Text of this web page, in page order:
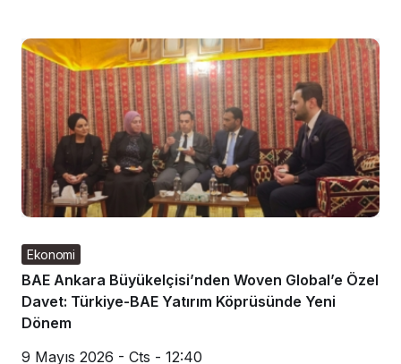
Ekonomi
BAE Ankara Büyükelçisi’nden Woven Global’e Özel
Davet: Türkiye-BAE Yatırım Köprüsünde Yeni
Dönem
9 Mayıs 2026 - Cts - 12:40